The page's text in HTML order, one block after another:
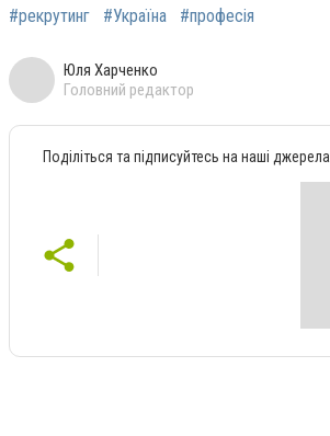
#рекрутинг #Україна #професія
Юля Харченко
Головний редактор
Поділіться та підписуйтесь на наші джерела